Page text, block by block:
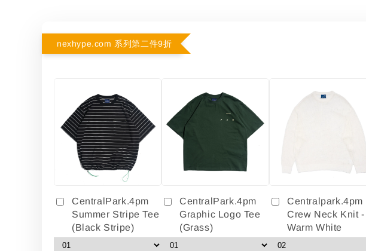
nexhype.com 系列第二件9折
CentralPark.4pm
Summer Stripe Tee
(Black Stripe)
CentralPark.4pm
Graphic Logo Tee
(Grass)
Centralpark.4pm
Crew Neck Knit -
Warm White